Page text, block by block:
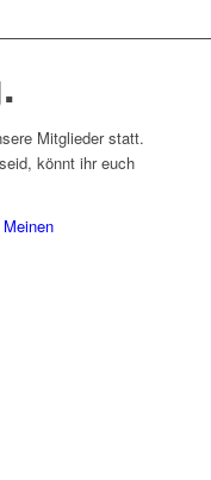
.
Mitglieder statt.
könnt ihr euch
Meinen